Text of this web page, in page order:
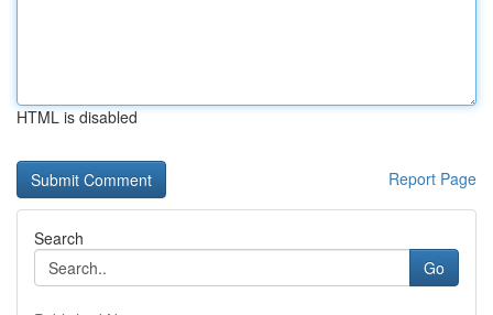
HTML is disabled
Report Page
Search
Go